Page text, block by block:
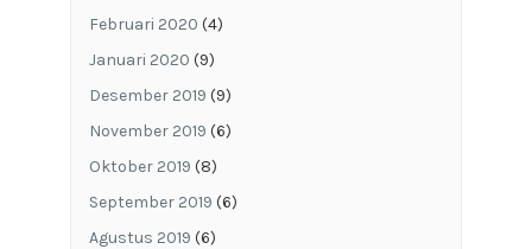
Februari 2020 (4)
Januari 2020 (9)
Desember 2019 (9)
November 2019 (6)
Oktober 2019 (8)
September 2019 (6)
Agustus 2019 (6)